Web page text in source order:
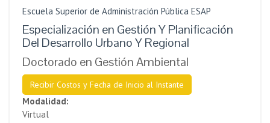
Escuela Superior de Administración Pública ESAP
Especialización en Gestión Y Planificación
Del Desarrollo Urbano Y Regional
Doctorado en Gestión Ambiental
Recibir Costos y Fecha de Inicio al Instante
Modalidad:
Virtual